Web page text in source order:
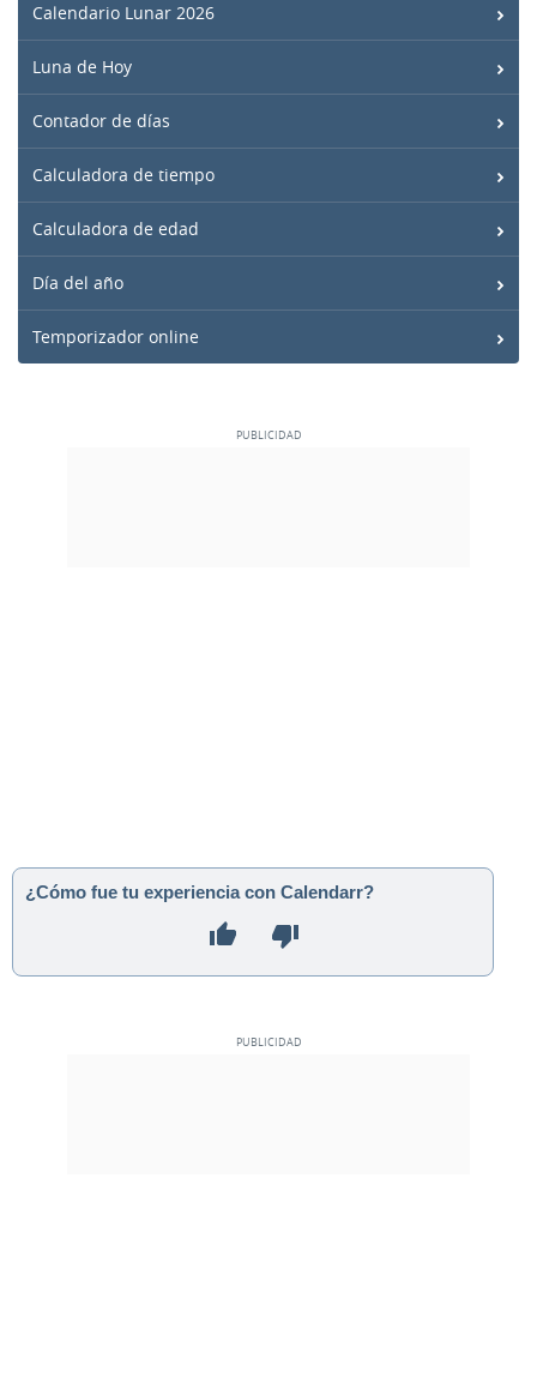
Calendario Lunar 2026
Luna de Hoy
Contador de días
Calculadora de tiempo
Calculadora de edad
Día del año
Temporizador online
¿Cómo fue tu experiencia con Calendarr?